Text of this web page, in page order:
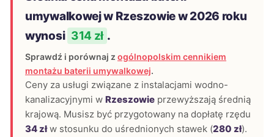
umywalkowej w Rzeszowie w 2026 roku
wynosi 314 zł .
Sprawdź i porównaj z ogólnopolskim cennikiem
montażu baterii umywalkowej.
Ceny za usługi związane z instalacjami wodno-
kanalizacyjnymi w Rzeszowie przewyższają średnią
krajową. Musisz być przygotowany na dopłatę rzędu
34 złw stosunku do uśrednionych stawek (280 zł).